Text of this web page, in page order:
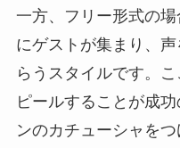
一方、フリー形式の
にゲストが集まり、
らうスタイルです。
ピールすることが成
ンのカチューシャを